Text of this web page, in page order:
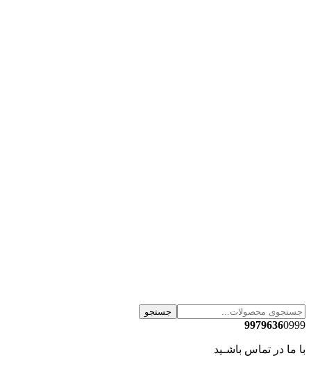
جستجو
99796360999
با ما در تماس باشـید